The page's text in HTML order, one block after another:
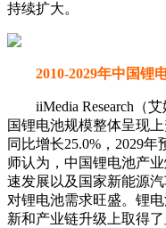
持续扩大。
2010-2029年中国锂
iiMedia Research（艾
国锂电池规模整体呈现上
同比增长25.0%，2029
师认为，中国锂电池产
速发展以及国家新能源
对锂电池需求旺盛。锂
新和产业链升级上取得